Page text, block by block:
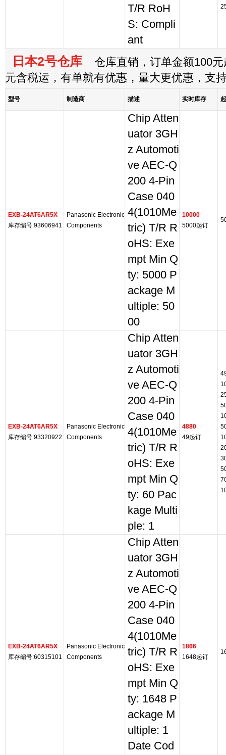
T/R RoH
S: Compli
ant
日本2号仓库 仓库直销，订单金额100元
元含税运，有单就有优惠，量大更优惠，支
型号 制造商 描述 实时库存
EXB-24AT6AR5X
库存编号:93606941
Panasonic Electronic
Components
Chip Atten
uator 3GH
z Automoti
ve AEC-Q
200 4-Pin
Case 040
4(1010Me
tric) T/R R
oHS: Exe
mpt Min Q
ty: 5000 P
ackage M
ultiple: 50
00
10000
5000起订
EXB-24AT6AR5X
库存编号:93320922
Panasonic Electronic
Components
Chip Atten
uator 3GH
z Automoti
ve AEC-Q
200 4-Pin
Case 040
4(1010Me
tric) T/R R
oHS: Exe
mpt Min Q
ty: 60 Pac
kage Multi
ple: 1
4880
49起订
EXB-24AT6AR5X
库存编号:60315101
Panasonic Electronic
Components
Chip Atten
uator 3GH
z Automoti
ve AEC-Q
200 4-Pin
Case 040
4(1010Me
tric) T/R R
oHS: Exe
mpt Min Q
ty: 1648 P
ackage M
ultiple: 1
Date Cod
1866
1648起订